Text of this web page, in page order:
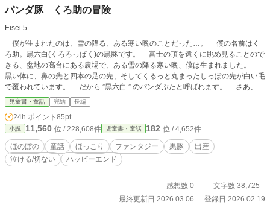
パンダ豚 くろ助の冒険
Eisei 5
僕が生まれたのは、雪の降る、ある寒い晩のことだった…。 僕の名前はく
ろ助。黒六白(くろろっぱく)の黒豚です。 富士の頂を遠くに眺め見ることので
きる、盆地の高台にある農場で、ある雪の降る寒い晩、僕は生まれました。
黒い体に、鼻の先と四本の足の先、そしてくるっと丸まったしっぽの先が白い毛
で覆われています。 だから ”黒六白 ” のパンダぶたと呼ばれます。 さあ、僕
のお母さんの陣痛が始まりました。いよいよ、僕の生まれる時が近づいてきたみ
たいです…。 「パンダぶた くろ助」の成長の物語です。 宜しければ、ど
うぞ。 ★なお、種雄豚としてのくろ助の成長の物語ですので、後半部分に、
豚肉の生産のための豚の繁殖行為として、性的な表現・記述があります。ご注意
ください。 ★この作品は、「小説家になろう」、「カクヨム」、「エブリス
タ」でも公開しております。
児童書・童話 完結 長編
24h.ポイント 85pt
小説 11,560 位 / 228,608件 児童書・童話 182 位 / 4,652件
ほのぼの 童話 ほっこり ファンタジー 黒豚
出産
泣ける/切ない
ハッピーエンド
感想数 0
文字数 38,725
最終更新日 2026.03.06
登録日 2026.02.19